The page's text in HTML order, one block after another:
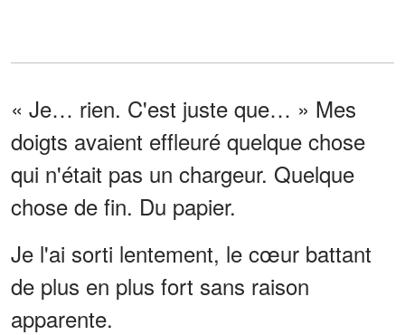
« Je… rien. C'est juste que… » Mes
doigts avaient effleuré quelque chose
qui n'était pas un chargeur. Quelque
chose de fin. Du papier.
Je l'ai sorti lentement, le cœur battant
de plus en plus fort sans raison
apparente.